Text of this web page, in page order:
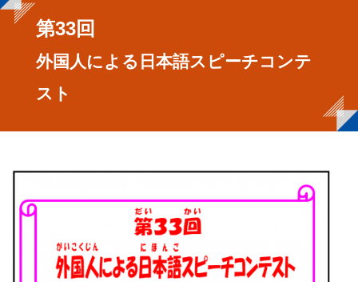
第33回
外国人による日本語スピーチコンテ
スト